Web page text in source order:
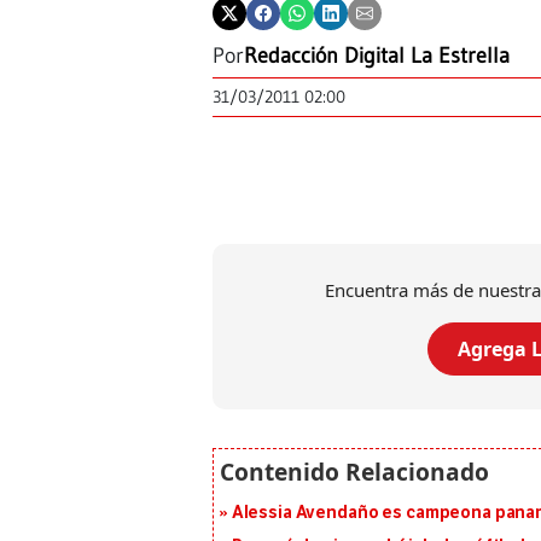
PorRedacción Digital La Estrella
31/03/2011 02:00
Encuentra más de
Agrega
Alessia Avendaño es campeona